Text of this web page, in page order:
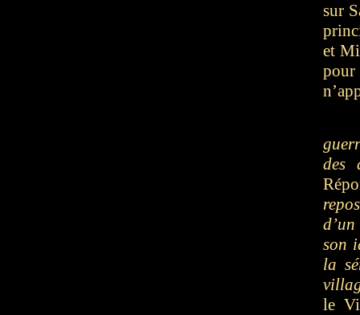
sur
et
pour
des
son
la
le